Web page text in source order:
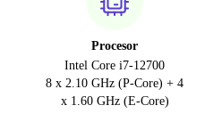
Procesor
Intel Core i7-12700
8 x 2.10 GHz (P-Core) + 4
x 1.60 GHz (E-Core)